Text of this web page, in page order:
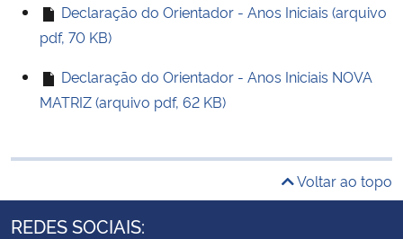
Declaração do Orientador - Anos Iniciais (arquivo
pdf, 70 KB)
Declaração do Orientador - Anos Iniciais NOVA
MATRIZ (arquivo pdf, 62 KB)
Voltar ao topo
REDES SOCIAIS: